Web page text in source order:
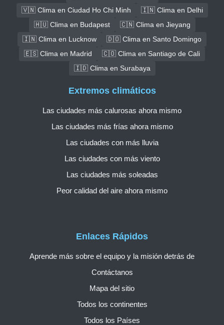
🇻🇳 Clima en Ciudad Ho Chi Minh
🇮🇳 Clima en Delhi
🇭🇺 Clima en Budapest
🇨🇳 Clima en Jieyang
🇮🇳 Clima en Lucknow
🇩🇴 Clima en Santo Domingo
🇪🇸 Clima en Madrid
🇨🇴 Clima en Santiago de Cali
🇮🇩 Clima en Surabaya
Enlaces Rápidos
Aprende más sobre el equipo y la misión detrás de
Contáctanos
Mapa del sitio
Todos los continentes
Todos los Países
Extremos climáticos
Las ciudades más calurosas ahora mismo
Las ciudades más frías ahora mismo
Las ciudades con más lluvia
Las ciudades con más viento
Las ciudades más soleadas
Peor calidad del aire ahora mismo